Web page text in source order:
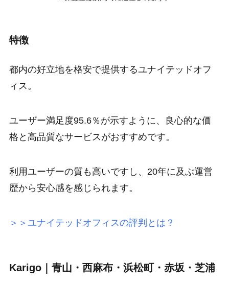
特徴
都内の好立地を格安で提供するユナイテッドオフ
ィス。
ユーザー満足度95.6％が示すように、良心的な価
格と高品質なサービスがおすすめです。
利用ユーザーの質も高いですし、20年に及ぶ運営
歴から安心感を感じられます。
＞＞ユナイテッドオフィスの評判とは？
Karigo｜青山・西麻布・浜松町・赤坂・芝浦